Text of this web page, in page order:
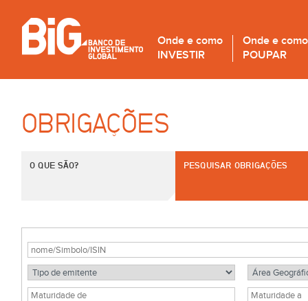
Onde e como
INVESTIR
Onde e como
POUPAR
OBRIGAÇÕES
O QUE SÃO? PESQUISAR OBRIGAÇÕES